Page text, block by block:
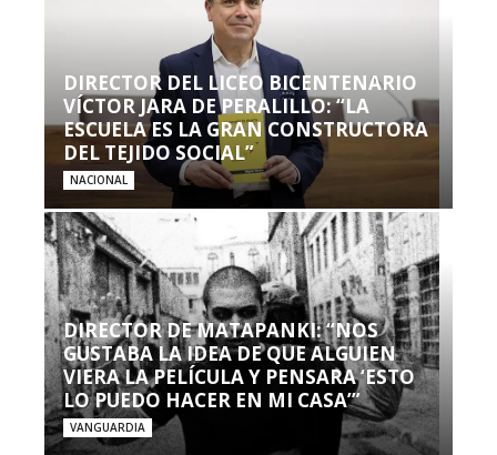
DIRECTOR DEL LICEO BICENTENARIO
VÍCTOR JARA DE PERALILLO: “LA
ESCUELA ES LA GRAN CONSTRUCTORA
DEL TEJIDO SOCIAL”
NACIONAL
DIRECTOR DE MATAPANKI: “NOS
GUSTABA LA IDEA DE QUE ALGUIEN
VIERA LA PELÍCULA Y PENSARA ‘ESTO
LO PUEDO HACER EN MI CASA’”
VANGUARDIA